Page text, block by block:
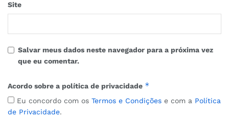
Site
Salvar meus dados neste navegador para a próxima vez
que eu comentar.
Acordo sobre a política de privacidade *
Eu concordo com os Termos e Condições e com a Política
de Privacidade.